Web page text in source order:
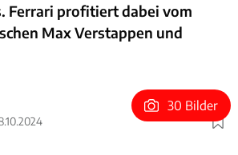
Ferrari profitiert dabei vom
Max Verstappen und
Foto: Motorsport Images
30 Bilder